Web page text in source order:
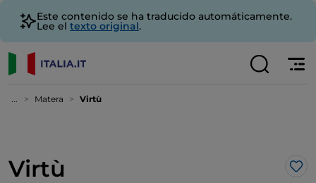
Este contenido se ha traducido automáticamente.
Lee el texto original.
... Matera Virtù
Virtù Me